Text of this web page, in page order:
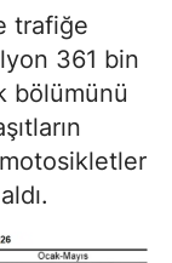
trafiğe
361 bin
bölümünü